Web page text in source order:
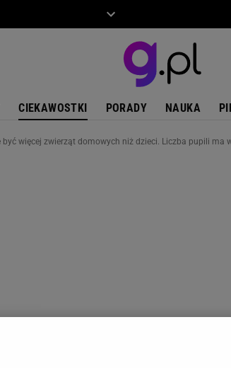
CIEKAWOSTKI PORADY NAUKA
więcej zwierząt domowych niż dzieci. Liczba pupili ma